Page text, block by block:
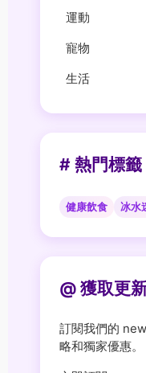
運動
寵物
生活
# 熱門標籤
健康飲食 冰水
@ 獲取更
訂閱我們的
略和獨家優惠。